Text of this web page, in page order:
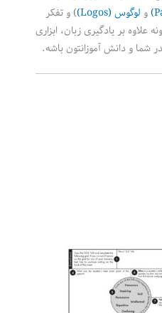
و لوگوس (Logos)
) و تفکر
علاوه بر یادگیری زبان، ابزاری
شما و دانش آموزانتون باشه.